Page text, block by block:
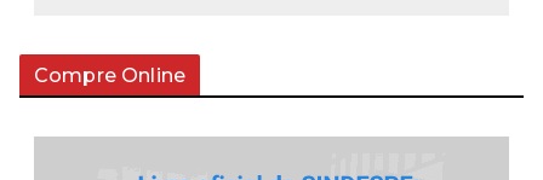
Compre Online